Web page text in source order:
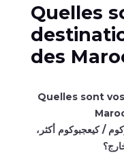
Quelles
des
Quelles sont
/ كيعجبوكوم أكثر،